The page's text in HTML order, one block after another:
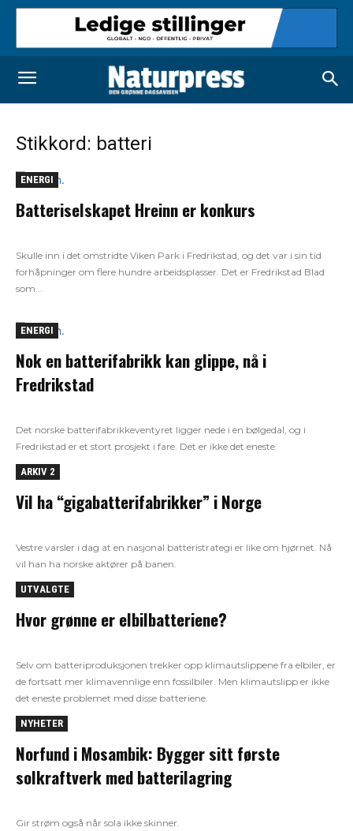
Stikkord: batteri
ENERGI
Batteriselskapet Hreinn er konkurs
Skulle inn i det omstridte Viken Park i Fredrikstad, og det var i sin tid
forhåpninger om flere hundre arbeidsplasser. Det er Fredrikstad Blad
som...
ENERGI
Nok en batterifabrikk kan glippe, nå i
Fredrikstad
Det norske batterifabrikkeventyret ligger nede i en bølgedal, og i
Fredrikstad er et stort prosjekt i fare. Det er ikke det eneste.
ARKIV 2
Vil ha “gigabatterifabrikker” i Norge
Vestre varsler i dag at en nasjonal batteristrategi er like om hjørnet. Nå
vil han ha norske aktører på banen.
UTVALGTE
Hvor grønne er elbil­bat­te­riene?
Selv om batteriproduksjonen trekker opp klimautslippene fra elbiler, er
de fortsatt mer klimavennlige enn fossilbiler. Men klimautslipp er ikke
det eneste problemet med disse batteriene.
NYHETER
Norfund i Mosambik: Bygger sitt første
solkraftverk med batterilagring
Gir strøm også når sola ikke skinner.